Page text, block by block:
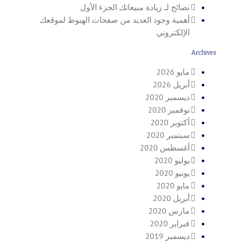
نصائح لـ زيادة مبيعاتك الجزء الأول
أهمية وجود العديد من صفحات الهبوط لموقعك
الإلكتروني
Archives
مايو 2026
أبريل 2026
ديسمبر 2020
نوفمبر 2020
أكتوبر 2020
سبتمبر 2020
أغسطس 2020
يوليو 2020
يونيو 2020
مايو 2020
أبريل 2020
مارس 2020
فبراير 2020
ديسمبر 2019